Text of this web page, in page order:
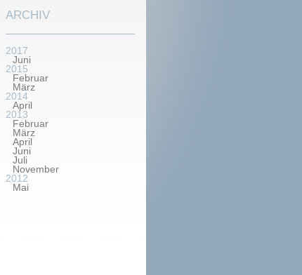
ARCHIV
2017
Juni
2015
Februar
März
2014
April
2013
Februar
März
April
Juni
Juli
November
2012
Mai